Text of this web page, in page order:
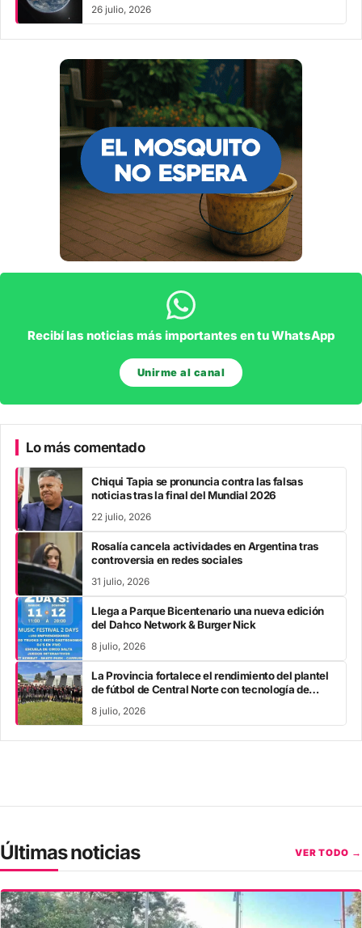
26 julio, 2026
Recibí las noticias más importantes en tu WhatsApp
Unirme al canal
Lo más comentado
Chiqui Tapia se pronuncia contra las falsas
noticias tras la final del Mundial 2026
22 julio, 2026
Rosalía cancela actividades en Argentina tras
controversia en redes sociales
31 julio, 2026
Llega a Parque Bicentenario una nueva edición
del Dahco Network & Burger Nick
8 julio, 2026
La Provincia fortalece el rendimiento del plantel
de fútbol de Central Norte con tecnología de
8 julio, 2026
Últimas noticias VER TODO →